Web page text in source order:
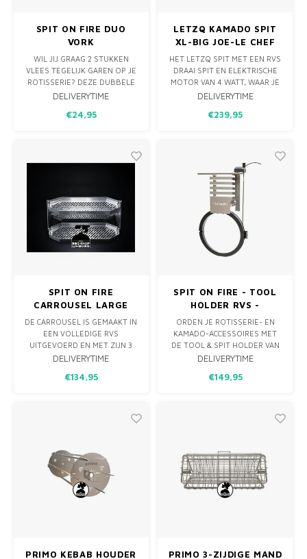
SPIT ON FIRE DUO
VORK
WIL JIJ GRAAG 2 STUKKEN
VLEES TEGELIJK GAREN OP JE
ROTISSERIE? DEZE DUBBELE
VORK PLAATS JE IN HET
WAARDOOR JE AAN BEIDE
PLAATSEN. MAAR ZO KAN JE
NATUURLIJK OOK
DELIVERYTIME
€24,95
LETZQ KAMADO SPIT
XL-BIG JOE-LE CHEF
HET LETZQ SPIT MET EEN RVS
DRAAI SPIT EN ELEKTRISCHE
MOTOR VAN 4 WATT, WAAR JE
EEN BIJVOORBEELD EEN
GRILLEN. NORMAAL IS EEN KIP
SPIT KOMT DIE NOG SAPPIGER
VAN DE KAMADO.
DELIVERYTIME
€239,95
SPIT ON FIRE
CARROUSEL LARGE
DE CARROUSEL IS GEMAAKT IN
EEN VOLLEDIGE RVS
UITGEVOERD EN MET ZIJN 3
MANDEN EEN ECHTE
SPARERIBS OF GEROOKTE
BEWEGING DIE DE MANDEN
HIERDOOR KRI
DELIVERYTIME
€134,95
SPIT ON FIRE - TOOL
HOLDER RVS -
WANDREK VOOR
ROTISSERIE EN
ACCESSOIRES
ORDEN JE ROTISSERIE- EN
KAMADO-ACCESSOIRES MET
DE TOOL & SPIT HOLDER VAN
THE SPIT ON FIRE. WANDREK
MOTOR, VORKEN, HALVE
CORTENSTAAL, RVS 304 OF
DELIVERYTIME
€149,95
PRIMO KEBAB HOUDER
PRIMO 3-ZIJDIGE MAND